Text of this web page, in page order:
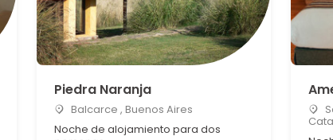
Piedra Naranja
Balcarce , Buenos Aires
Noche de alojamiento para dos